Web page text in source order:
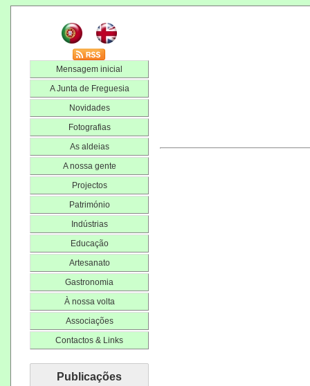
Mensagem inicial
A Junta de Freguesia
Novidades
Fotografias
As aldeias
A nossa gente
Projectos
Património
Indústrias
Educação
Artesanato
Gastronomia
À nossa volta
Associações
Contactos & Links
Publicações